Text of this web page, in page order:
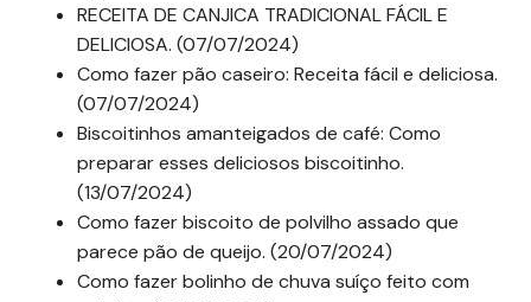
RECEITA DE CANJICA TRADICIONAL FÁCIL E
DELICIOSA. (07/07/2024)
Como fazer pão caseiro: Receita fácil e deliciosa.
(07/07/2024)
Biscoitinhos amanteigados de café: Como
preparar esses deliciosos biscoitinho.
(13/07/2024)
Como fazer biscoito de polvilho assado que
parece pão de queijo. (20/07/2024)
Como fazer bolinho de chuva suíço feito com